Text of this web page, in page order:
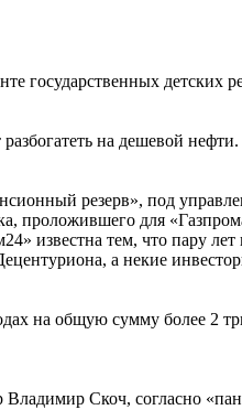
государственных детских
на дешевой нефти.
резерв», под
проложившего для
тем, что пару лет
а некие
на общую сумму более 2
Скоч, согласно